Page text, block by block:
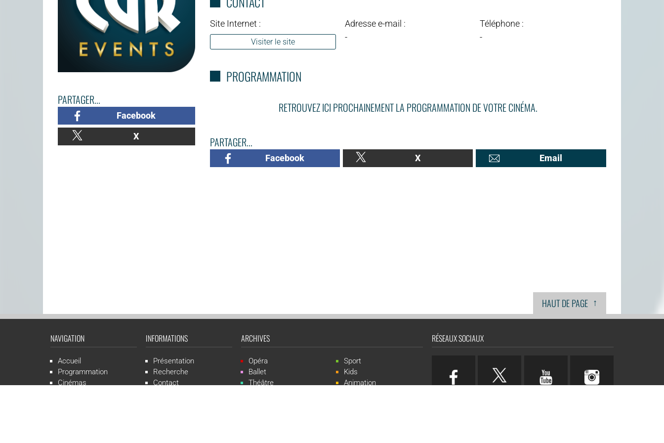
PARTAGER...
Facebook
X
Site Internet :
Visiter le site
Adresse e-mail :
-
Téléphone :
-
PROGRAMMATION
RETROUVEZ ICI PROCHAINEMENT LA PROGRAMMATION DE VOTRE CINÉMA.
PARTAGER...
Facebook X Email
HAUT DE PAGE ↑
NAVIGATION
Accueil
Programmation
Cinémas
INFORMATIONS
Présentation
Recherche
Contact
ARCHIVES
Opéra
Ballet
Théâtre
Sport
Kids
Animation
RÉSEAUX SOCIAUX